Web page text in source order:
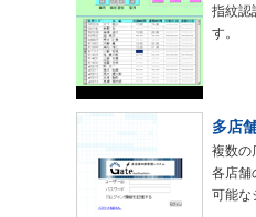
指紋認
す。
多店
複数の
各店舗
可能な